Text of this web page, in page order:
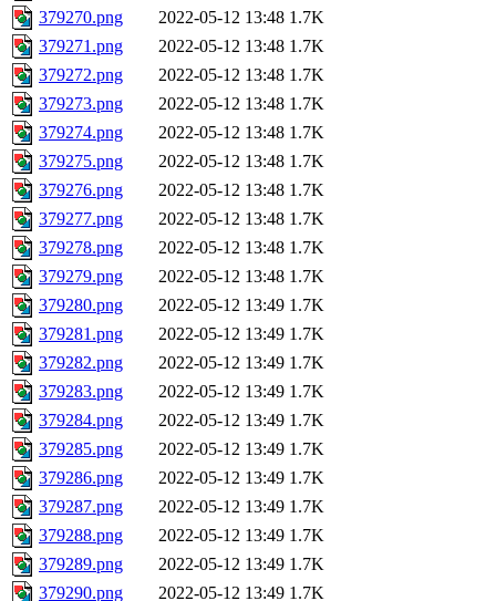
379270.png
2022-05-12 13:48 1.7K
379271.png
2022-05-12 13:48 1.7K
379272.png
2022-05-12 13:48 1.7K
379273.png
2022-05-12 13:48 1.7K
379274.png
2022-05-12 13:48 1.7K
379275.png
2022-05-12 13:48 1.7K
379276.png
2022-05-12 13:48 1.7K
379277.png
2022-05-12 13:48 1.7K
379278.png
2022-05-12 13:48 1.7K
379279.png
2022-05-12 13:48 1.7K
379280.png
2022-05-12 13:49 1.7K
379281.png
2022-05-12 13:49 1.7K
379282.png
2022-05-12 13:49 1.7K
379283.png
2022-05-12 13:49 1.7K
379284.png
2022-05-12 13:49 1.7K
379285.png
2022-05-12 13:49 1.7K
379286.png
2022-05-12 13:49 1.7K
379287.png
2022-05-12 13:49 1.7K
379288.png
2022-05-12 13:49 1.7K
379289.png
2022-05-12 13:49 1.7K
379290.png
2022-05-12 13:49 1.7K